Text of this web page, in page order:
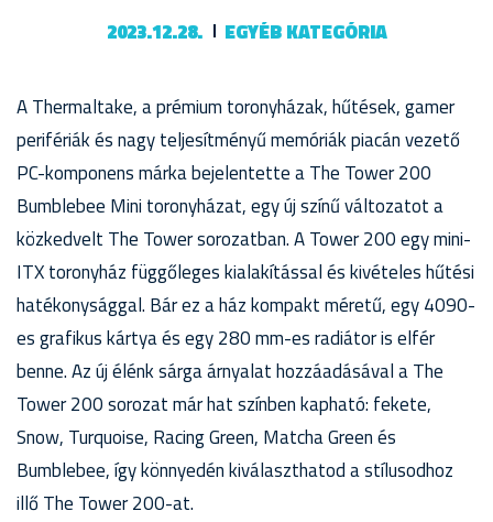
2023.12.28. EGYÉB KATEGÓRIA
A Thermaltake, a prémium toronyházak, hűtések, gamer
perifériák és nagy teljesítményű memóriák piacán vezető
PC-komponens márka bejelentette a The Tower 200
Bumblebee Mini toronyházat, egy új színű változatot a
közkedvelt The Tower sorozatban. A Tower 200 egy mini-
ITX toronyház függőleges kialakítással és kivételes hűtési
hatékonysággal. Bár ez a ház kompakt méretű, egy 4090-
es grafikus kártya és egy 280 mm-es radiátor is elfér
benne. Az új élénk sárga árnyalat hozzáadásával a The
Tower 200 sorozat már hat színben kapható: fekete,
Snow, Turquoise, Racing Green, Matcha Green és
Bumblebee, így könnyedén kiválaszthatod a stílusodhoz
illő The Tower 200-at.